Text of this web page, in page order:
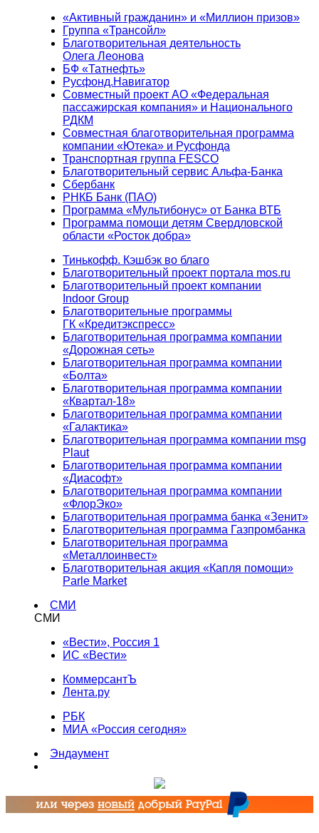
«Активный гражданин» и «Миллион призов»
Группа «Трансойл»
Благотворительная деятельность
Олега Леонова
БФ «Татнефть»
Русфонд.Навигатор
Совместный проект АО «Федеральная
пассажирская компания» и Национального
РДКМ
Совместная благотворительная программа
компании «Ютека» и Русфонда
Транспортная группа FESCO
Благотворительный сервис Альфа-Банка
Сбербанк
РНКБ Банк (ПАО)
Программа «Мультибонус» от Банка ВТБ
Программа помощи детям Свердловской
области «Росток добра»
Тинькофф. Кэшбэк во благо
Благотворительный проект портала mos.ru
Благотворительный проект компании
Indoor Group
Благотворительные программы
ГК «Кредитэкспресс»
Благотворительная программа компании
«Дорожная сеть»
Благотворительная программа компании
«Болта»
Благотворительная программа компании
«Квартал-18»
Благотворительная программа компании
«Галактика»
Благотворительная программа компании msg
Plaut
Благотворительная программа компании
«Диасофт»
Благотворительная программа компании
«ФлорЭко»
Благотворительная программа банка «Зенит»
Благотворительная программа Газпромбанка
Благотворительная программа
«Металлоинвест»
Благотворительная акция «Капля помощи»
Parle Market
СМИ
СМИ
«Вести», Россия 1
ИС «Вести»
КоммерсантЪ
Лента.ру
РБК
МИА «Россия сегодня»
Эндаумент